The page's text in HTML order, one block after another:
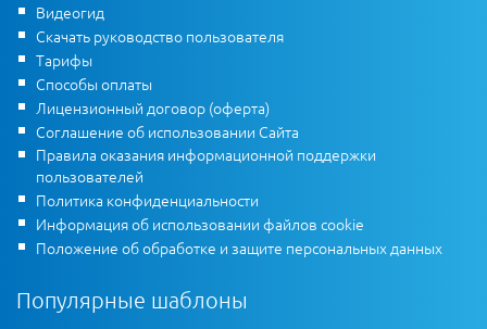
Видеогид
Скачать руководство пользователя
Тарифы
Способы оплаты
Лицензионный договор (оферта)
Соглашение об использовании Сайта
Правила оказания информационной поддержки
пользователей
Политика конфиденциальности
Информация об использовании файлов cookie
Положение об обработке и защите персональных данных
Популярные шаблоны